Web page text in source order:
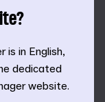
puan kesintileri
giderildi
oynayan
is in English,
dedicated
website.